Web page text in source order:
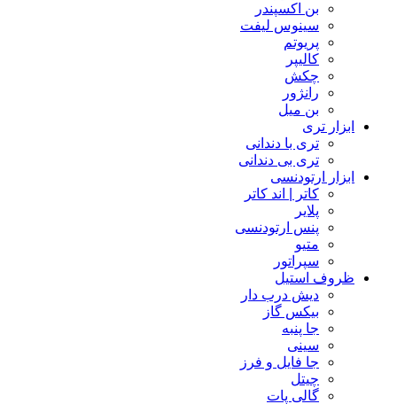
بن اکسپندر
سینوس لیفت
پریوتم
کالیپر
چکش
رانژور
بن میل
ابزار تری
تری با دندانی
تری بی دندانی
ابزار ارتودنسی
کاتر | اند کاتر
پلایر
پنس ارتودنسی
متیو
سپراتور
ظروف استیل
دیش درب دار
بیکس گاز
جا پنبه
سینی
جا فایل و فرز
چیتل
گالی پات